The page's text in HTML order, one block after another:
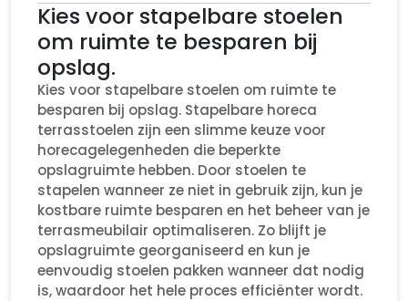
Kies voor stapelbare stoelen
om ruimte te besparen bij
opslag.
Kies voor stapelbare stoelen om ruimte te
besparen bij opslag. Stapelbare horeca
terrasstoelen zijn een slimme keuze voor
horecagelegenheden die beperkte
opslagruimte hebben. Door stoelen te
stapelen wanneer ze niet in gebruik zijn, kun je
kostbare ruimte besparen en het beheer van je
terrasmeubilair optimaliseren. Zo blijft je
opslagruimte georganiseerd en kun je
eenvoudig stoelen pakken wanneer dat nodig
is, waardoor het hele proces efficiënter wordt.